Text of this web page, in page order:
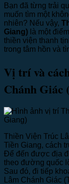
Bạn đã từng trải
muốn tìm một
nhiên? Nếu vậy,
Giang) là một
thiền viện thanh
trong tâm hồn và
Vị trí và
Chánh Giác
Thiền Viện Trúc
Tiền Giang, cách
Để đến được địa
theo đường quốc
Sau đó, đi tiếp
Lâm Chánh Giác